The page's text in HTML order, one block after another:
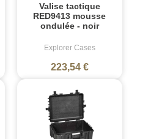
Valise tactique
RED9413 mousse
ondulée - noir
Explorer Cases
223,54 €